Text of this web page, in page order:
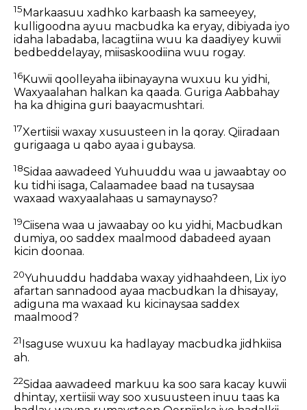
15 Markaasuu xadhko karbaash ka sameeyey,
kulligoodna ayuu macbudka ka eryay, dibiyada iyo
idaha labadaba, lacagtiina wuu ka daadiyey kuwii
bedbeddelayay, miisaskoodiina wuu rogay.
16Kuwii qoolleyaha iibinayayna wuxuu ku yidhi,
Waxyaalahan halkan ka qaada. Guriga Aabbahay
ha ka dhigina guri baayacmushtari.
17Xertiisii waxay xusuusteen in la qoray. Qiiradaan
gurigaaga u qabo ayaa i gubaysa.
18Sidaa aawadeed Yuhuuddu waa u jawaabtay oo
ku tidhi isaga, Calaamadee baad na tusaysaa
waxaad waxyaalahaas u samaynayso?
19Ciisena waa u jawaabay oo ku yidhi, Macbudkan
dumiya, oo saddex maalmood dabadeed ayaan
kicin doonaa.
20Yuhuuddu haddaba waxay yidhaahdeen, Lix iyo
afartan sannadood ayaa macbudkan la dhisayay,
adiguna ma waxaad ku kicinaysaa saddex
maalmood?
21 Isaguse wuxuu ka hadlayay macbudka jidhkiisa
ah.
22Sidaa aawadeed markuu ka soo sara kacay kuwii
dhintay, xertiisii way soo xusuusteen inuu taas ka